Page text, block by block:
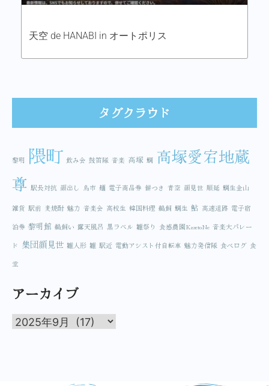
天空 de HANABI in オートポリス
タグクラウド
黎明 隈町 飲み会 鼓笛隊 音楽 高塚 鯛 高塚愛宕地蔵
尊 駅長対抗 顔出し 鳥市 麺 電子商品券 餅つき 青空 顔見世 順延 鯛生金山
雑貨 駅前 麦焼酎 魅力 音楽会 高校生 韓国料理 鵜飼 鯛生 鮎 高速道路 電子宿
泊券 黎明館 鵜飼い 露天風呂 黒ラベル 雛祭り 食感農園KazetoNe 音楽大パレー
ド 集団顔見世 雛人形 雛 駅近 電動アシスト付自転車 魅力発信隊 食べログ 食
堂
アーカイブ